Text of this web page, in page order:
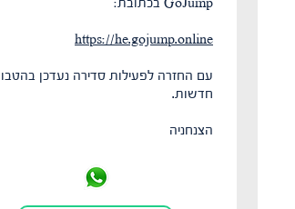
GoJump בכתובת:
https://he.gojump.online
עם החזרה לפעילות סדירה נעדכן
חדשות.
הצנחניה